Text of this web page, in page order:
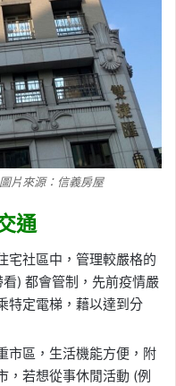
片來源：信義房屋
通
宅社區中，管理較嚴格的
) 都會管制，先前疫情嚴
特定電梯，藉以達到分
市區，生活機能方便，附
，若想從事休閒活動 (例